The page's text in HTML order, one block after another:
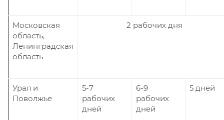
Московская
область,
Ленинградская
область
2 рабочих дня
Урал и
Поволжье
5-7
рабочих
дней
6-9
рабочих
дней
5 дней